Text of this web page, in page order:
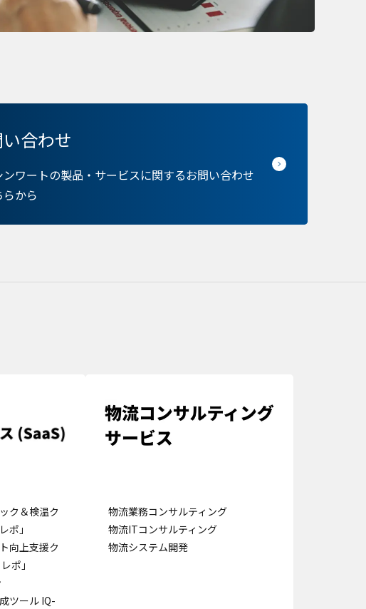
合わせ
ンワートの製品・サービスに関するお問い合わせ
から
ク＆検温ク
ポ」
向上支援ク
ポ」
ツール IQ-
物流業務コンサルティング
物流ITコンサルティング
物流システム開発
個人を直接特定できる情報が保
イトのパーソナライズに使わ
を変更できます。ただし、一
用やサービスの利用に影響が